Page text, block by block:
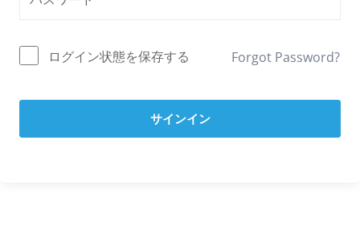
ログイン状態を保存する Forgot Password?
サインイン